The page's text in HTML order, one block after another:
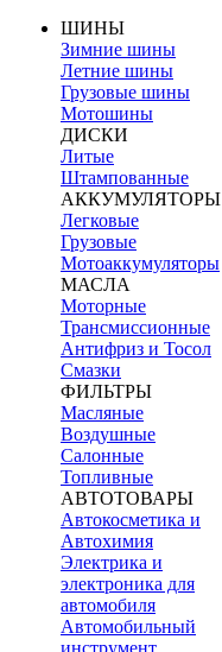
ШИНЫ
Зимние шины
Летние шины
Грузовые шины
Мотошины
ДИСКИ
Литые
Штампованные
АККУМУЛЯТОРЫ
Легковые
Грузовые
Мотоаккумуляторы
МАСЛА
Моторные
Трансмиссионные
Антифриз и Тосол
Смазки
ФИЛЬТРЫ
Масляные
Воздушные
Салонные
Топливные
АВТОТОВАРЫ
Автокосметика и
Автохимия
Электрика и
электроника для
автомобиля
Автомобильный
инструмент